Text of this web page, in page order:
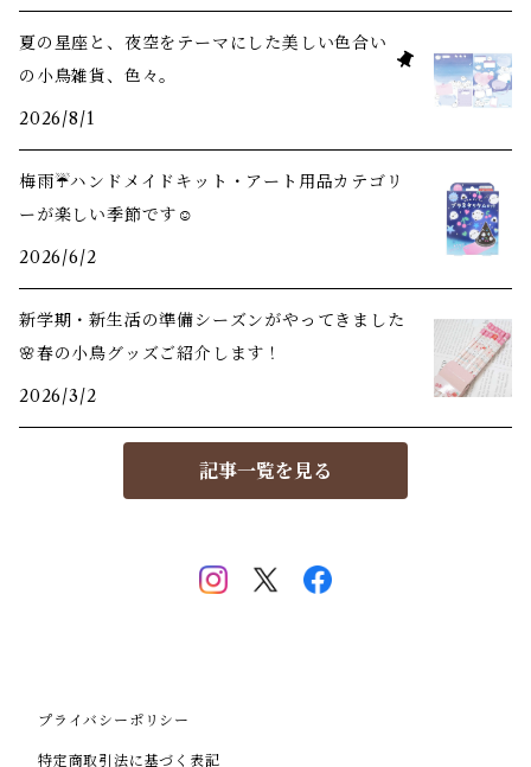
夏の星座と、夜空をテーマにした美しい色合い
の小鳥雑貨、色々。
2026/8/1
梅雨☔️ハンドメイドキット・アート用品カテゴリ
ーが楽しい季節です☺️
2026/6/2
新学期・新生活の準備シーズンがやってきました
🌸春の小鳥グッズご紹介します！
2026/3/2
記事一覧を見る
プライバシーポリシー
特定商取引法に基づく表記